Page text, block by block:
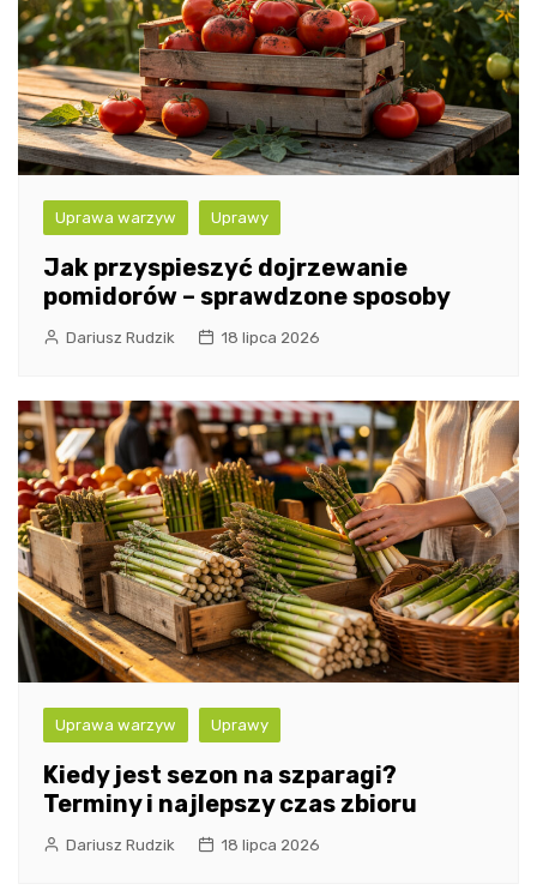
Uprawa warzyw Uprawy
Jak przyspieszyć dojrzewanie
pomidorów – sprawdzone sposoby
Dariusz Rudzik 18 lipca 2026
Uprawa warzyw Uprawy
Kiedy jest sezon na szparagi?
Terminy i najlepszy czas zbioru
Dariusz Rudzik 18 lipca 2026